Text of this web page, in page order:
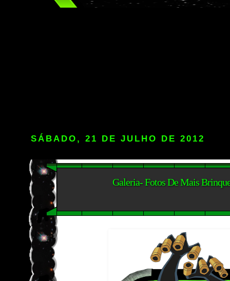
SÁBADO, 21 DE JULHO DE 2012
Galeria- Fotos De Mais